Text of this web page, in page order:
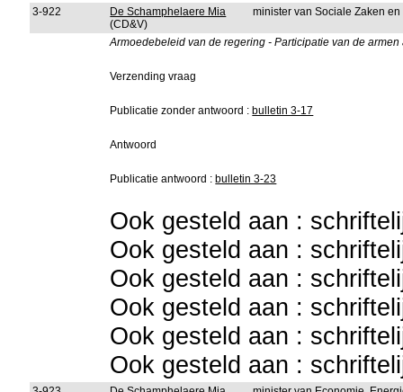
3-922
De Schamphelaere Mia
(CD&V)
minister van Sociale Zaken
Armoedebeleid van de regering - Participatie van de
Verzending vraag
Publicatie zonder antwoord : bulletin 3-17
Antwoord
Publicatie antwoord : bulletin 3-23
Ook gesteld aan :
Ook gesteld aan :
Ook gesteld aan :
Ook gesteld aan :
Ook gesteld aan :
Ook gesteld aan :